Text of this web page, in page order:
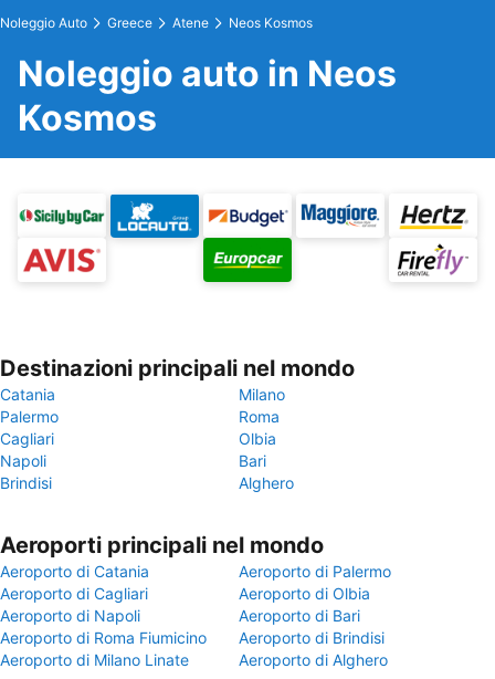
Noleggio Auto Greece Atene Neos Kosmos
Noleggio auto in Neos
Kosmos
Destinazioni principali nel mondo
Catania
Milano
Palermo
Roma
Cagliari
Olbia
Napoli
Bari
Brindisi
Alghero
Aeroporti principali nel mondo
Aeroporto di Catania
Aeroporto di Palermo
Aeroporto di Cagliari
Aeroporto di Olbia
Aeroporto di Napoli
Aeroporto di Bari
Aeroporto di Roma Fiumicino
Aeroporto di Brindisi
Aeroporto di Milano Linate
Aeroporto di Alghero